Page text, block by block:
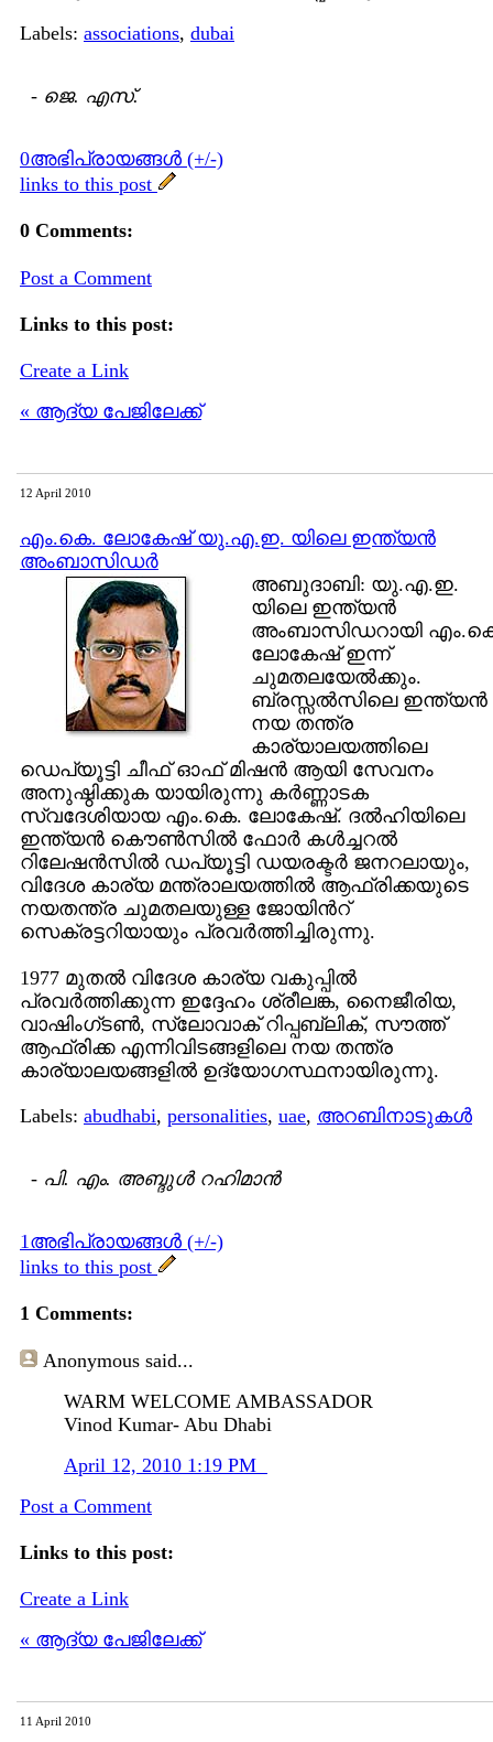
Labels: associations, dubai
- ജെ. എസ്.
0അഭിപ്രായങ്ങള്‍ (+/-)
links to this post
0 Comments:
Post a Comment
Links to this post:
Create a Link
« ആദ്യ പേജിലേക്ക്
12 April 2010
എം.കെ. ലോകേഷ് യു.എ.ഇ. യിലെ ഇന്ത്യന്‍
അംബാസിഡര്‍
അബുദാബി: യു.എ.ഇ.
യിലെ ഇന്ത്യന്‍
അംബാസിഡറായി
ലോകേഷ് ഇന്ന്
ചുമതലയേല്‍ക്കും.
ബ്രസ്സല്‍സിലെ ഇന്ത്യന്‍
നയ തന്ത്ര
കാര്യാലയത്തിലെ
ഡെപ്യൂട്ടി ചീഫ്‌ ഓഫ് മിഷന്‍ ആയി സേവനം
അനുഷ്ഠിക്കുക യായിരുന്നു കര്‍ണ്ണാടക
സ്വദേശിയായ എം.കെ. ലോകേഷ്. ദല്‍ഹിയിലെ
ഇന്ത്യന്‍ കൌണ്‍സില്‍ ഫോര്‍ കള്‍ച്ചറല്‍
റിലേഷന്‍സില്‍ ഡപ്യൂട്ടി ഡയരക്ടര്‍ ജനറലായും,
വിദേശ കാര്യ മന്ത്രാലയത്തില്‍ ആഫ്രിക്കയുടെ
നയതന്ത്ര ചുമതലയുള്ള ജോയിന്‍റ്
സെക്രട്ടറിയായും പ്രവര്‍ത്തിച്ചിരുന്നു.
1977 മുതല്‍ വിദേശ കാര്യ വകുപ്പില്‍
പ്രവര്‍ത്തിക്കുന്ന ഇദ്ദേഹം ശ്രീലങ്ക, നൈജീരിയ,
വാഷിംഗ്‌ടണ്‍, സ്ലോവാക് റിപ്പബ്ലിക്‌, സൗത്ത്‌
ആഫ്രിക്ക എന്നിവിടങ്ങളിലെ നയ തന്ത്ര
കാര്യാലയങ്ങളില്‍ ഉദ്യോഗസ്ഥനായിരുന്നു.
Labels: abudhabi, personalities, uae, അറബിനാടുകള്‍
- പി. എം. അബ്ദുള്‍ റഹിമാന്‍
1അഭിപ്രായങ്ങള്‍ (+/-)
links to this post
1 Comments:
Anonymous said...
WARM WELCOME AMBASSADOR
Vinod Kumar- Abu Dhabi
April 12, 2010 1:19 PM
Post a Comment
Links to this post:
Create a Link
« ആദ്യ പേജിലേക്ക്
11 April 2010